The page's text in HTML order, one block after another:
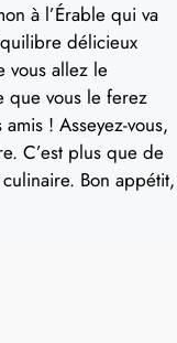
à l’Érable qui va
délicieux
vous allez le
que vous le ferez
! Asseyez-vous,
C’est plus que de
culinaire. Bon appétit,